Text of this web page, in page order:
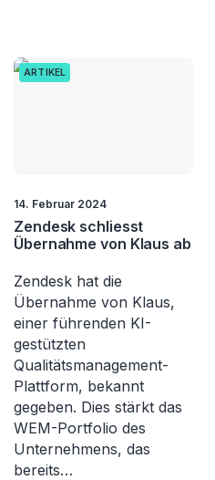
ARTIKEL
14. Februar 2024
Zendesk schliesst
Übernahme von Klaus ab
Zendesk hat die
Übernahme von Klaus,
einer führenden KI-
gestützten
Qualitätsmanagement-
Plattform, bekannt
gegeben. Dies stärkt das
WEM-Portfolio des
Unternehmens, das
bereits…